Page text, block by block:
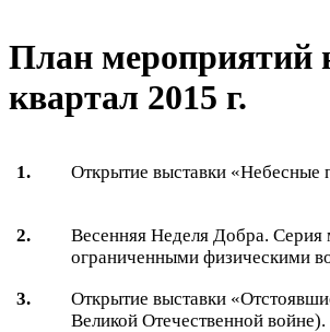
План мероприятий
квартал 2015 г.
1. Открытие выставки «Небесные
2.
Весенняя Неделя Добра. Серия
ограниченными физическими
3.
Открытие выставки
Великой Отечественной войне).